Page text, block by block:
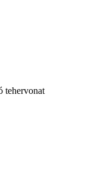
tehervonat